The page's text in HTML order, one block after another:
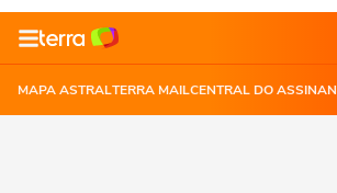
MAPA ASTRALTERRA MAILCENTRAL DO